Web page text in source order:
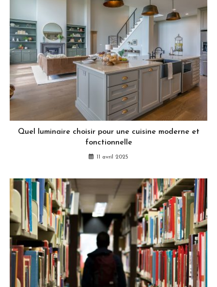
Quel luminaire choisir pour une cuisine moderne et
fonctionnelle
11 avril 2025